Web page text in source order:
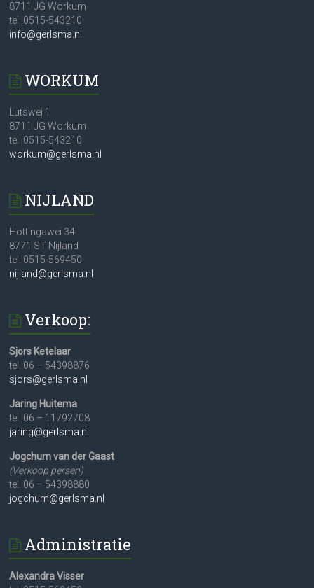
8711 JG Workum
tel: 0515-543210
info@gerlsma.nl
WORKUM
Lutswei 1
8711 JG Workum
tel: 0515-543210
workum@gerlsma.nl
NIJLAND
Hottingawei 34
8771 ST Nijland
tel: 0515-569450
nijland@gerlsma.nl
Verkoop:
Sjors Ketelaar
tel. 06 – 54398876
sjors@gerlsma.nl
Jaring Huitema
tel. 06 – 11792708
jaring@gerlsma.nl
Jogchum van der Gaast
(Verkoop persen)
tel. 06 – 54398880
jogchum@gerlsma.nl
Administratie
Alexandra Visser